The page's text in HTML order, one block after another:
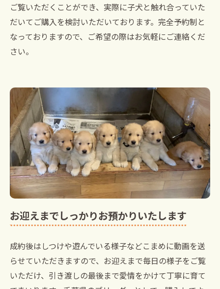
ご覧いただくことができ、実際に子犬と触れ合っていた
だいてご購入を検討いただいております。完全予約制と
なっておりますので、ご希望の際はお気軽にご連絡くだ
さい。
お迎えまでしっかりお預かりいたします
成約後はしつけや遊んでいる様子などこまめに動画を送
らせていただきますので、お迎えまで毎日の様子をご覧
いただけ、引き渡しの最後まで愛情をかけて丁寧に育て